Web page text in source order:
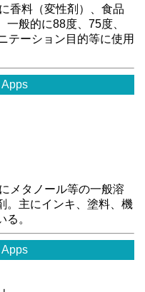
香料（変性剤）、食品
般的に88度、75度、
テーション目的等に使用
メタノール等の一般溶
。主にインキ、塗料、機
。